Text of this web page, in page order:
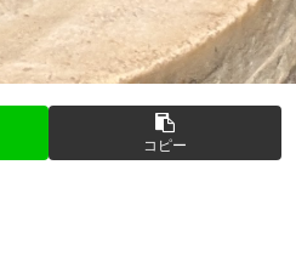
コピー